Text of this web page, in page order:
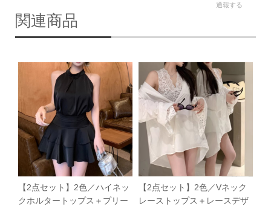
通報する
関連商品
【2点セット】2色／ハイネッ
クホルタートップス＋プリー
【2点セット】2色／Vネック
レーストップス＋レースデザ